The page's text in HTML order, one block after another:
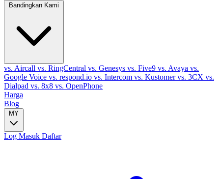
Bandingkan Kami
vs. Aircall vs. RingCentral vs. Genesys vs. Five9 vs. Avaya vs.
Google Voice vs. respond.io vs. Intercom vs. Kustomervs. 3CX vs.
Dialpad vs. 8x8 vs. OpenPhone
Harga
Blog
MY
Log Masuk Daftar